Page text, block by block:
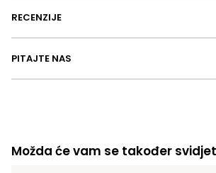
RECENZIJE
PITAJTE NAS
Možda će vam se također